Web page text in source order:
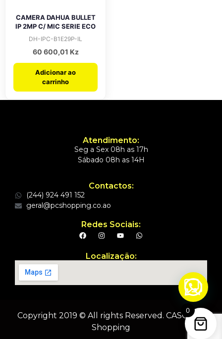
CAMERA DAHUA BULLET
IP 2MP C/ MIC SERIE ECO
DH-IPC-B1E29P-IL
60 600,01 Kz
Adicionar ao
carrinho
Atendimento:
Seg a Sex 08h as 17h
Sábado 08h as 14H
Contactos:
(244) 924 491 152
geral@pcshopping.co.ao
Redes Sociais:
Localização:
Copyright 2019 © All rights Reserved. CASC | PC
Shopping
0